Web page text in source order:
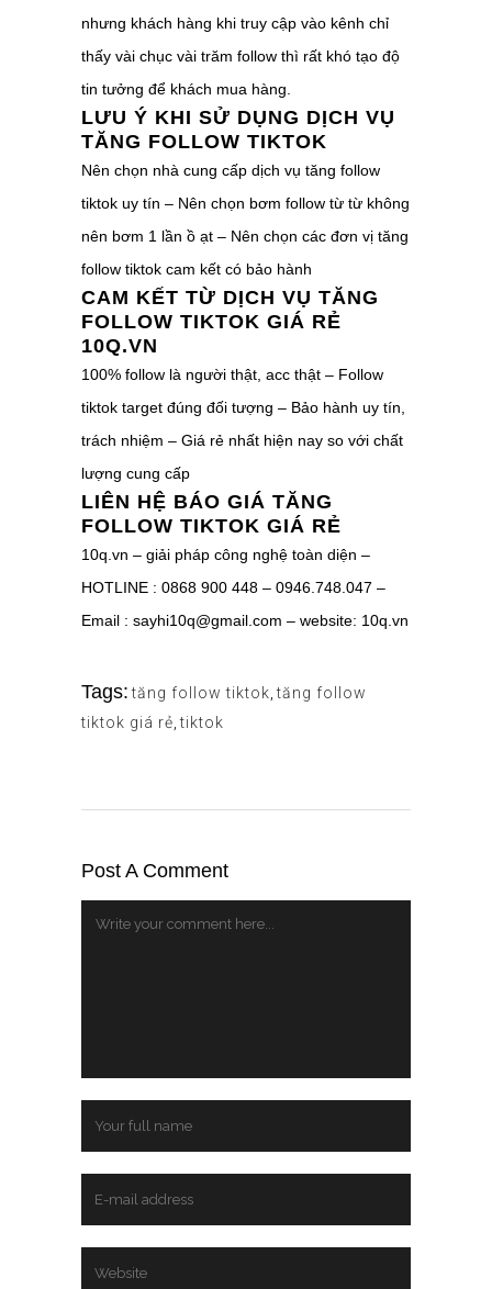
nhưng khách hàng khi truy cập vào kênh chỉ
thấy vài chục vài trăm follow thì rất khó tạo độ
tin tưởng để khách mua hàng.
LƯU Ý KHI SỬ DỤNG DỊCH VỤ
TĂNG FOLLOW TIKTOK
Nên chọn nhà cung cấp dịch vụ tăng follow
tiktok uy tín – Nên chọn bơm follow từ từ không
nên bơm 1 lần ồ ạt – Nên chọn các đơn vị tăng
follow tiktok cam kết có bảo hành
CAM KẾT TỪ DỊCH VỤ TĂNG
FOLLOW TIKTOK GIÁ RẺ
10Q.VN
100% follow là người thật, acc thật – Follow
tiktok target đúng đối tượng – Bảo hành uy tín,
trách nhiệm – Giá rẻ nhất hiện nay so với chất
lượng cung cấp
LIÊN HỆ BÁO GIÁ TĂNG
FOLLOW TIKTOK GIÁ RẺ
10q.vn – giải pháp công nghệ toàn diện –
HOTLINE : 0868 900 448 – 0946.748.047 –
Email : sayhi10q@gmail.com – website: 10q.vn
Tags: tăng follow tiktok ,tăng follow
tiktok giá rẻ ,tiktok
Post A Comment